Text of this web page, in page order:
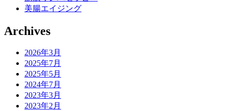
美腸エイジング
Archives
2026年3月
2025年7月
2025年5月
2024年7月
2023年3月
2023年2月